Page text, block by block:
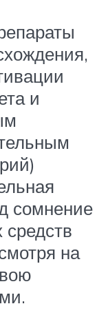
и
сомнение
на